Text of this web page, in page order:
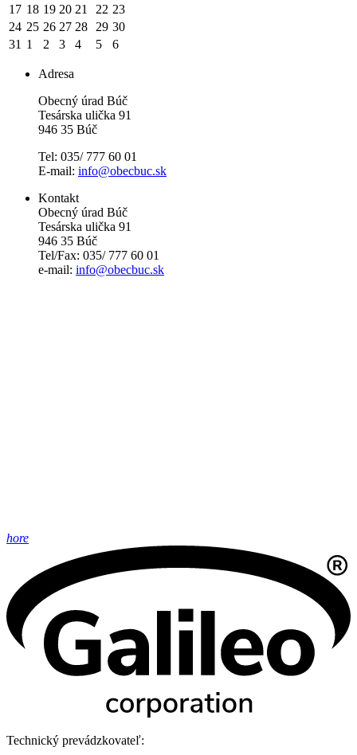
17 18 19 20 21 22 23
24 25 26 27 28 29 30
31 1 2 3 4 5 6
Adresa
Obecný úrad Búč
Tesárska ulička 91
946 35 Búč
Tel: 035/ 777 60 01
E-mail: info@obecbuc.sk
Kontakt
Obecný úrad Búč
Tesárska ulička 91
946 35 Búč
Tel/Fax: 035/ 777 60 01
e-mail: info@obecbuc.sk
hore
Technický prevádzkovateľ: